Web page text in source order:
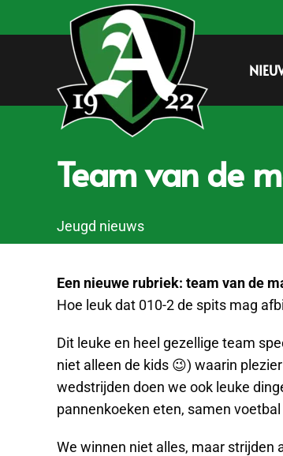
Team van de
Jeugd nieuws
Een nieuwe rubriek: team van de
Hoe leuk dat 010-2 de spits mag
Dit leuke en heel gezellige team
niet alleen de kids 😉) waarin
wedstrijden doen we ook leuke
pannenkoeken eten, samen
We winnen niet alles, maar